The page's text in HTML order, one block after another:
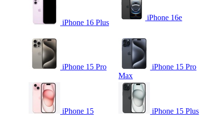
iPhone 16 Plus
iPhone 16e
iPhone 15 Pro
iPhone 15 Pro
Max
iPhone 15 iPhone 15 Plus